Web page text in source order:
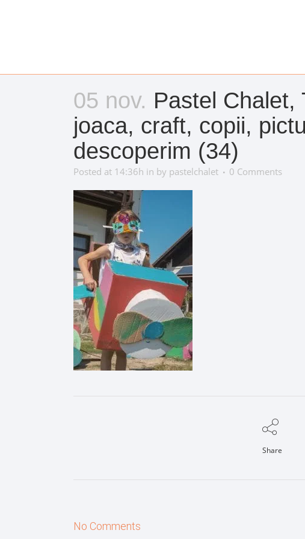
05 nov. Pastel Chalet,
joaca, craft, copii,
descoperim (34)
Posted at 14:36h in by pastelchalet 0 Comments
Share
No Comments